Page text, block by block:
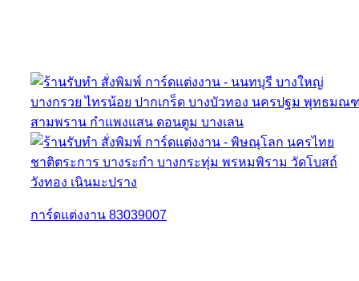
การ์ดแต่งงาน 83039007